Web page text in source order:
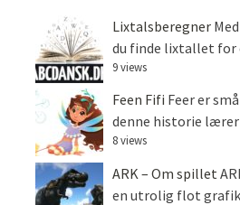
Lixtalsberegner
du finde lixtallet for
9 views
Feen Fifi Feer er
denne historie lærer
8 views
ARK – Om spillet
en utrolig flot